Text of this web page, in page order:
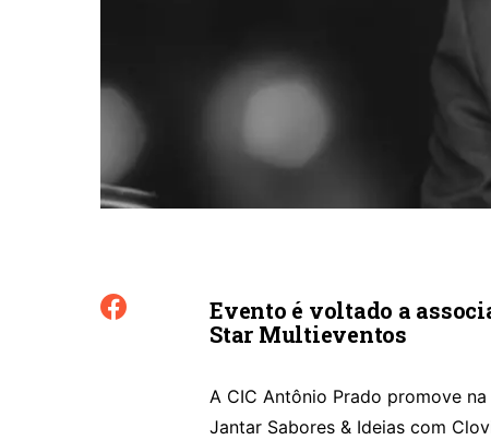
Evento é voltado a
Star Multieventos
A CIC Antônio Prado promove
Jantar Sabores & Ideias com